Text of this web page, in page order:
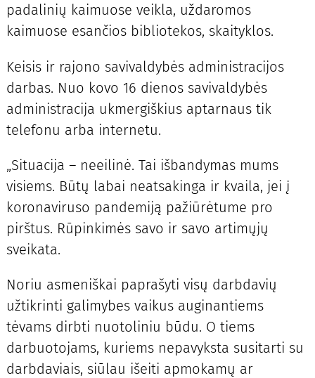
padalinių kaimuose veikla, uždaromos
kaimuose esančios bibliotekos, skaityklos.
Keisis ir rajono savivaldybės administracijos
darbas. Nuo kovo 16 dienos savivaldybės
administracija ukmergiškius aptarnaus tik
telefonu arba internetu.
„Situacija – neeilinė. Tai išbandymas mums
visiems. Būtų labai neatsakinga ir kvaila, jei į
koronaviruso pandemiją pažiūrėtume pro
pirštus. Rūpinkimės savo ir savo artimųjų
sveikata.
Noriu asmeniškai paprašyti visų darbdavių
užtikrinti galimybes vaikus auginantiems
tėvams dirbti nuotoliniu būdu. O tiems
darbuotojams, kuriems nepavyksta susitarti su
darbdaviais, siūlau išeiti apmokamų ar